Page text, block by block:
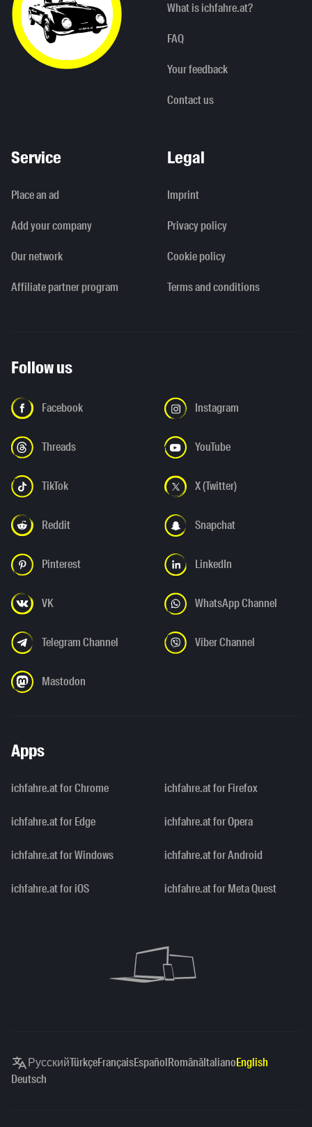
What is ichfahre.at?
FAQ
Your feedback
Contact us
Service
Place an ad
Add your company
Our network
Affiliate partner program
Legal
Imprint
Privacy policy
Cookie policy
Terms and conditions
Follow us
Facebook Instagram
Threads YouTube
TikTok X (Twitter)
Reddit Snapchat
Pinterest LinkedIn
VK WhatsApp Channel
Telegram Channel Viber Channel
Mastodon
Apps
ichfahre.at for Chrome ichfahre.at for Firefox
ichfahre.at for Edge ichfahre.at for Opera
ichfahre.at for Windows ichfahre.at for Android
ichfahre.at for iOS ichfahre.at for Meta Quest
РусскийTürkçeFrançaisEspañolRomânăItalianoEnglish
Deutsch